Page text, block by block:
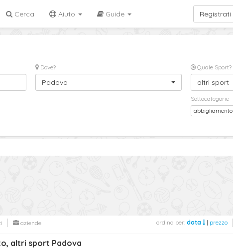
Cerca Aiuto Guide Registrati
Dove?
Padova
Quale Sport?
altri sport
Sottocategorie
abbigliamento
aziende ordina per: data | prezzo
altri sport Padova